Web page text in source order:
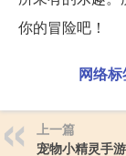
你的冒险吧！
网络标
上一篇
宠物小精灵手